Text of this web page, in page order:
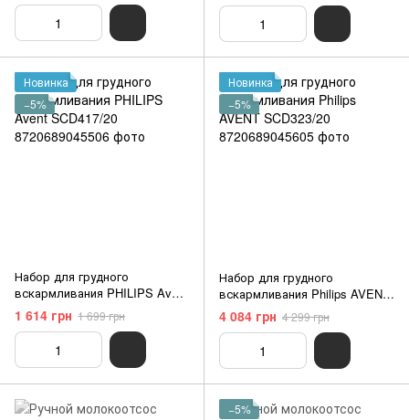
Новинка
−5%
Набор для грудного
вскармливания PHILIPS Avent
SCD417/20
1 614 грн 1 699 грн
Новинка
−5%
Набор для грудного
вскармливания Philips AVENT
SCD323/20
4 084 грн 4 299 грн
−5%